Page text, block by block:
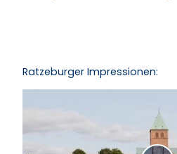
Ratzeburger Impressionen: